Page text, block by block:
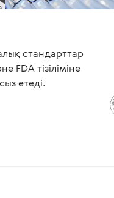
стандарттар
FDA тізіліміне
етеді.